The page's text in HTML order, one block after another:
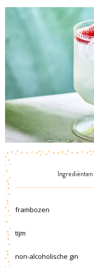
Ingrediënten
frambozen
tijm
non-alcoholische gin